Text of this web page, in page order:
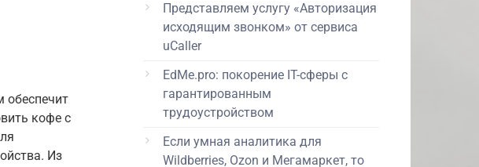
обеспечит
кофе с
Из
Представляем услугу «Авторизация
исходящим звонком» от сервиса
uCaller
EdMe.pro: покорение IT-сферы с
гарантированным
трудоустройством
Если умная аналитика для
Wildberries, Ozon и Мегамаркет, то